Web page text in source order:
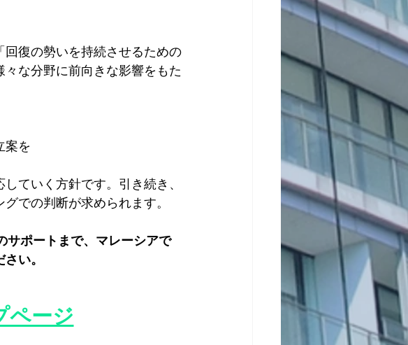
復の勢いを持続させるための
な分野に前向きな影響をもた
案を
ていく方針です。引き続き、
での判断が求められます。
サポートまで、マレーシアで
い。
ページ